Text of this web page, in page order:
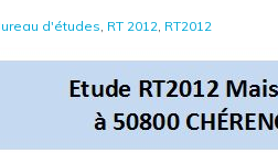
d'études RT 2012 RT2012